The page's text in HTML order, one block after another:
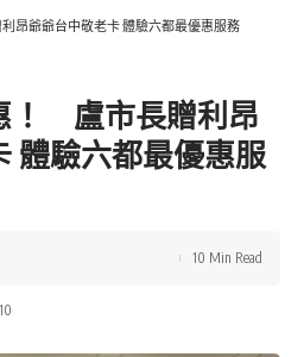
昂爺爺台中敬老卡 體驗六都最優惠服務
！ 盧市長贈利昂
體驗六都最優惠服
10 Min Read